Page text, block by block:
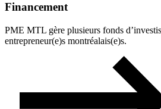
Financement
PME MTL gère plusieurs fonds
entrepreneur(e)s montréalais(e)s.